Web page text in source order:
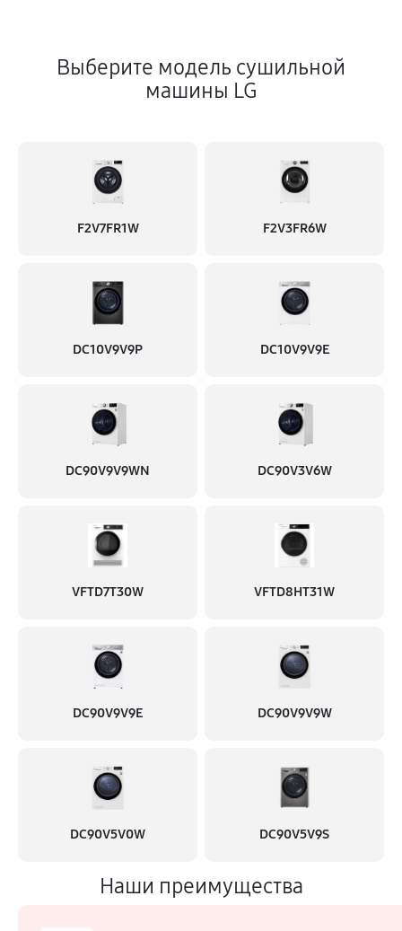
Выберите модель сушильной
машины LG
F2V7FR1W F2V3FR6W
DC10V9V9P DC10V9V9E
DC90V9V9WN DC90V3V6W
VFTD7T30W VFTD8HT31W
DC90V9V9E DC90V9V9W
DC90V5V0W DC90V5V9S
Наши преимущества